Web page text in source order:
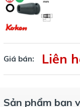
Giá bán: Liên
Sản phẩm bạn